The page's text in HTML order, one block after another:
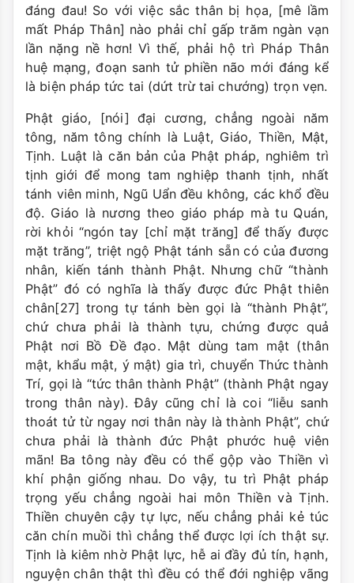
đáng đau! So với việc sắc thân bị họa, [mê lầm
mất Pháp Thân] nào phải chỉ gấp trăm ngàn vạn
lần nặng nề hơn! Vì thế, phải hộ trì Pháp Thân
huệ mạng, đoạn sanh tử phiền não mới đáng kể
là biện pháp tức tai (dứt trừ tai chướng) trọn vẹn.
Phật giáo, [nói] đại cương, chẳng ngoài năm
tông, năm tông chính là Luật, Giáo, Thiền, Mật,
Tịnh. Luật là căn bản của Phật pháp, nghiêm trì
tịnh giới để mong tam nghiệp thanh tịnh, nhất
tánh viên minh, Ngũ Uẩn đều không, các khổ đều
độ. Giáo là nương theo giáo pháp mà tu Quán,
rời khỏi “ngón tay [chỉ mặt trăng] để thấy được
mặt trăng”, triệt ngộ Phật tánh sẵn có của đương
nhân, kiến tánh thành Phật. Nhưng chữ “thành
Phật” đó có nghĩa là thấy được đức Phật thiên
chân[27] trong tự tánh bèn gọi là “thành Phật”,
chứ chưa phải là thành tựu, chứng được quả
Phật nơi Bồ Ðề đạo. Mật dùng tam mật (thân
mật, khẩu mật, ý mật) gia trì, chuyển Thức thành
Trí, gọi là “tức thân thành Phật” (thành Phật ngay
trong thân này). Ðây cũng chỉ là coi “liễu sanh
thoát tử từ ngay nơi thân này là thành Phật”, chứ
chưa phải là thành đức Phật phước huệ viên
mãn! Ba tông này đều có thể gộp vào Thiền vì
khí phận giống nhau. Do vậy, tu trì Phật pháp
trọng yếu chẳng ngoài hai môn Thiền và Tịnh.
Thiền chuyên cậy tự lực, nếu chẳng phải kẻ túc
căn chín muồi thì chẳng thể được lợi ích thật sự.
Tịnh là kiêm nhờ Phật lực, hễ ai đầy đủ tín, hạnh,
nguyện chân thật thì đều có thể đới nghiệp vãng